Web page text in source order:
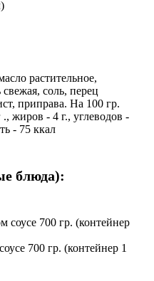
растительное,
свежая, соль, перец
приправа. На 100 гр.
жиров - 4 г., углеводов -
- 75 ккал
блюда):
700 гр. (контейнер 1